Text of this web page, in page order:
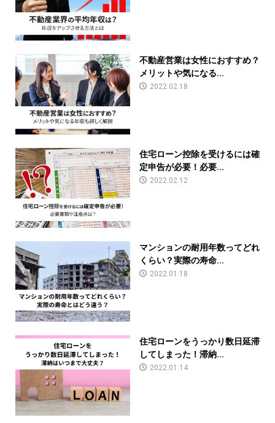
不動産営業は女性におすすめ？
メリットや気になる...
2022.02.18
住宅ローン控除を受けるには確
定申告が必要！必要...
2022.02.12
マンションの耐用年数ってどれ
くらい？実際の寿命...
2022.01.18
住宅ローンをうっかり数日延滞
してしまった！滞納...
2022.01.14